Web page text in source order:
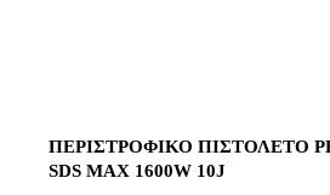
ΠΕΡΙΣΤΡΟΦΙΚΟ ΠΙΣΤΟΛΕΤΟ
SDS MAX 1600W 10J